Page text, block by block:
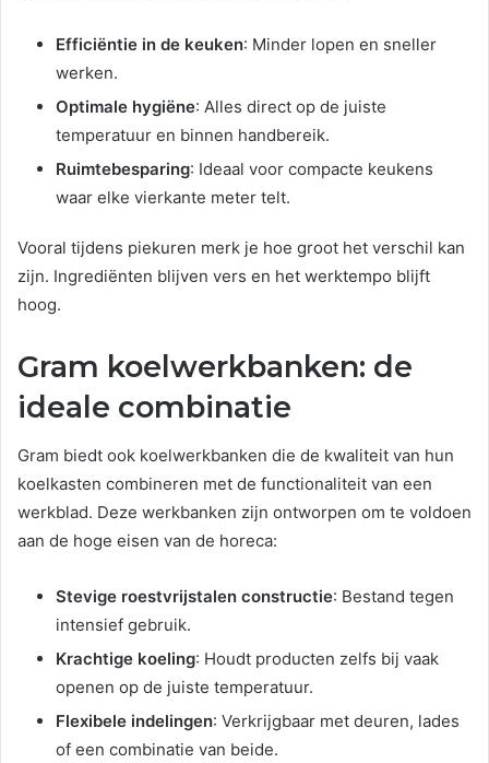
Efficiëntie in de keuken: Minder lopen en sneller
werken.
Optimale hygiëne: Alles direct op de juiste
temperatuur en binnen handbereik.
Ruimtebesparing: Ideaal voor compacte keukens
waar elke vierkante meter telt.
Vooral tijdens piekuren merk je hoe groot het verschil kan
zijn. Ingrediënten blijven vers en het werktempo blijft
hoog.
Gram koelwerkbanken: de
ideale combinatie
Gram biedt ook koelwerkbanken die de kwaliteit van hun
koelkasten combineren met de functionaliteit van een
werkblad. Deze werkbanken zijn ontworpen om te voldoen
aan de hoge eisen van de horeca:
Stevige roestvrijstalen constructie: Bestand tegen
intensief gebruik.
Krachtige koeling: Houdt producten zelfs bij vaak
openen op de juiste temperatuur.
Flexibele indelingen: Verkrijgbaar met deuren, lades
of een combinatie van beide.